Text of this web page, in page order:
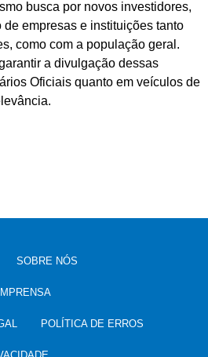
busca por novos investidores,
empresas e instituições tanto
como com a população geral.
a divulgação dessas
Oficiais quanto em veículos de
SOBRE NÓS
IMPRENSA
POLÍTICA DE ERROS